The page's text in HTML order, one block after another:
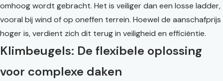
omhoog wordt gebracht. Het is veiliger dan een losse ladder,
vooral bij wind of op oneffen terrein. Hoewel de aanschafprijs
hoger is, verdient zich dit terug in veiligheid en efficiëntie.
Klimbeugels: De flexibele oplossing
voor complexe daken